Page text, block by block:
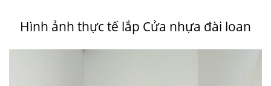
Hình ảnh thực tế lắp Cửa nhựa đài loan